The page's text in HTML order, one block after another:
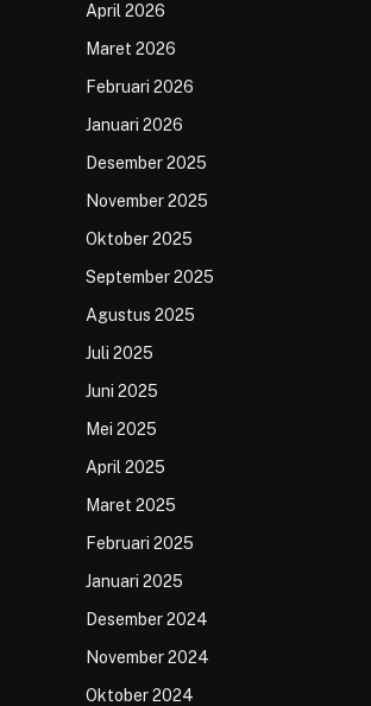
April 2026
Maret 2026
Februari 2026
Januari 2026
Desember 2025
November 2025
Oktober 2025
September 2025
Agustus 2025
Juli 2025
Juni 2025
Mei 2025
April 2025
Maret 2025
Februari 2025
Januari 2025
Desember 2024
November 2024
Oktober 2024